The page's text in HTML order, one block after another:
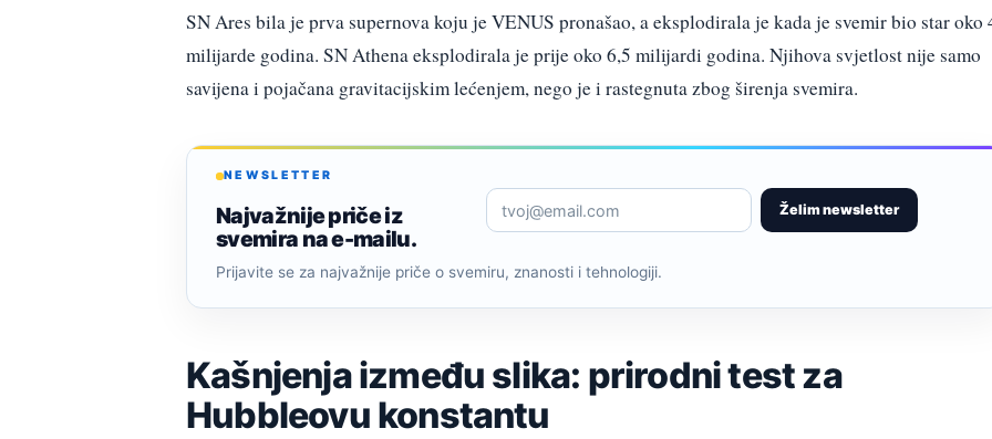
SN Ares bila je prva supernova koju je VENUS pronašao, a eksplodirala je kada je svemir bio star oko
milijarde godina. SN Athena eksplodirala je prije oko 6,5 milijardi godina. Njihova svjetlost nije samo
savijena i pojačana gravitacijskim lećenjem, nego je i rastegnuta zbog širenja svemira.
NEWSLETTER
Najvažnije priče iz
svemira na e-mailu.
Želim newsletter
Prijavite se za najvažnije priče o svemiru, znanosti i tehnologiji.
Kašnjenja između slika: prirodni test za
Hubbleovu konstantu